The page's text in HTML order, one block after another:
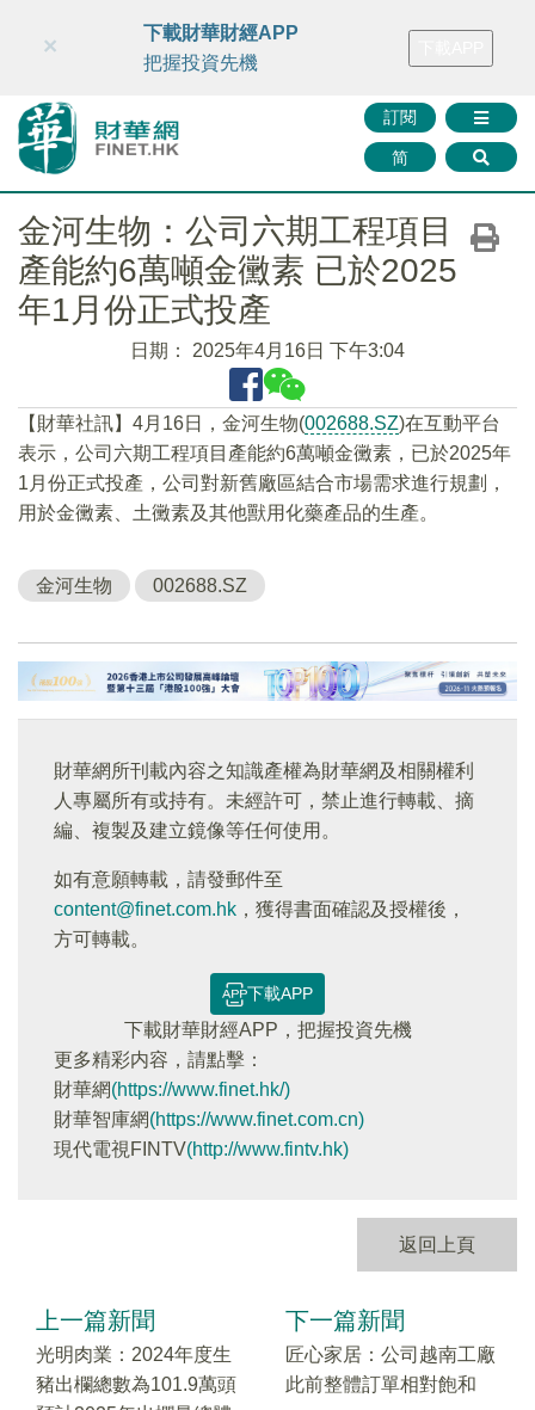
財華智庫網 FINTV FINMETA 財華證券 媒體矩陣
訂閱
简
×
下載財華財經APP
把握投資先機
金河生物：公司六期工程項目
產能約6萬噸金黴素 已於2025
年1月份正式投產
日期： 2025年4月16日 下午3:04
【財華社訊】4月16日，金河生物(002688.SZ)在互動平台
表示，公司六期工程項目產能約6萬噸金黴素，已於2025年
1月份正式投產，公司對新舊廠區結合市場需求進行規劃，
用於金黴素、土黴素及其他獸用化藥產品的生產。
金河生物 002688.SZ
財華網所刊載內容之知識產權為財華網及相關權利
人專屬所有或持有。未經許可，禁止進行轉載、摘
編、複製及建立鏡像等任何使用。
如有意願轉載，請發郵件至
content@finet.com.hk ，獲得書面確認及授權後，
方可轉載。
下載APP
下載財華財經APP，把握投資先機
更多精彩内容，請點擊：
財華網(https://www.finet.hk/)
財華智庫網(https://www.finet.com.cn)
現代電視FINTV(http://www.fintv.hk)
返回上頁
上一篇新聞
光明肉業：2024年度生
豬出欄總數為101.9萬頭
下一篇新聞
匠心家居：公司越南工廠
此前整體訂單相對飽和